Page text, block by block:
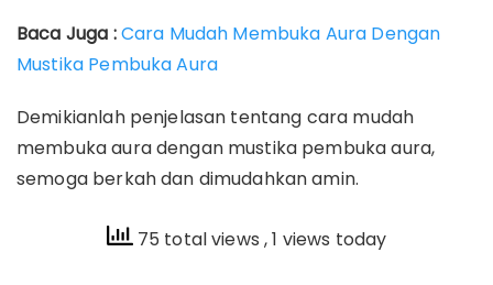
Baca Juga :Cara Mudah Membuka Aura Dengan
Mustika Pembuka Aura
Demikianlah penjelasan tentang cara mudah
membuka aura dengan mustika pembuka aura,
semoga berkah dan dimudahkan amin.
75 total views, 1 views today